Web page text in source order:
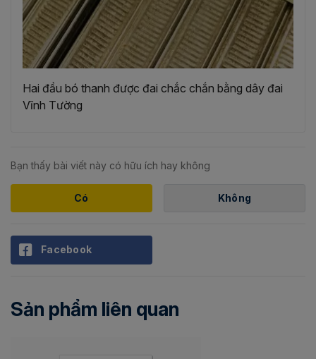
Hai đầu bó thanh được đai chắc chắn bằng dây đai
Vĩnh Tường
Bạn thấy bài viết này có hữu ích hay không
Có Không
Facebook
Sản phẩm liên quan